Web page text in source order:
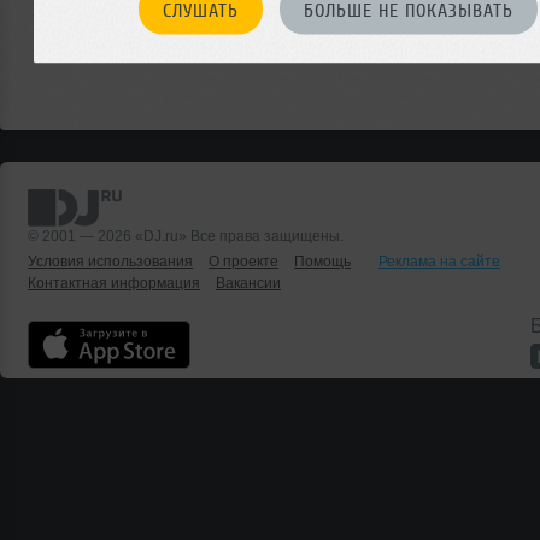
СЛУШАТЬ БОЛЬШЕ НЕ ПОКАЗЫВАТЬ
© 2001 — 2026 «DJ.ru» Все права защищены.
Условия использования
О проекте Помощь
Реклама на сайте
Контактная информация
Вакансии